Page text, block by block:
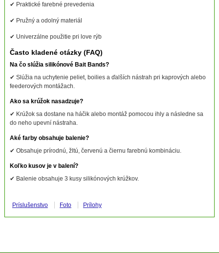
✔ Praktické farebné prevedenia
✔ Pružný a odolný materiál
✔ Univerzálne použitie pri love rýb
Často kladené otázky (FAQ)
Na čo slúžia silikónové Bait Bands?
✔ Slúžia na uchytenie peliet, boilies a ďalších nástrah pri kaprových alebo
feederových montážach.
Ako sa krúžok nasadzuje?
✔ Krúžok sa dostane na háčik alebo montáž pomocou ihly a následne sa
do neho upevní nástraha.
Aké farby obsahuje balenie?
✔ Obsahuje prírodnú, žltú, červenú a čiernu farebnú kombináciu.
Koľko kusov je v balení?
✔ Balenie obsahuje 3 kusy silikónových krúžkov.
Príslušenstvo Foto Prílohy